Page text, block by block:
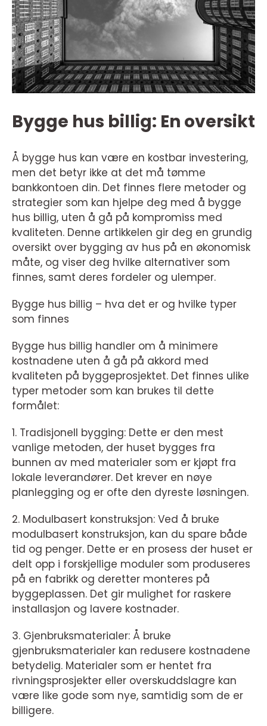
Bygge hus billig: En oversikt
Å bygge hus kan være en kostbar investering,
men det betyr ikke at det må tømme
bankkontoen din. Det finnes flere metoder og
strategier som kan hjelpe deg med å bygge
hus billig, uten å gå på kompromiss med
kvaliteten. Denne artikkelen gir deg en grundig
oversikt over bygging av hus på en økonomisk
måte, og viser deg hvilke alternativer som
finnes, samt deres fordeler og ulemper.
Bygge hus billig – hva det er og hvilke typer
som finnes
Bygge hus billig handler om å minimere
kostnadene uten å gå på akkord med
kvaliteten på byggeprosjektet. Det finnes ulike
typer metoder som kan brukes til dette
formålet:
1. Tradisjonell bygging: Dette er den mest
vanlige metoden, der huset bygges fra
bunnen av med materialer som er kjøpt fra
lokale leverandører. Det krever en nøye
planlegging og er ofte den dyreste løsningen.
2. Modulbasert konstruksjon: Ved å bruke
modulbasert konstruksjon, kan du spare både
tid og penger. Dette er en prosess der huset er
delt opp i forskjellige moduler som produseres
på en fabrikk og deretter monteres på
byggeplassen. Det gir mulighet for raskere
installasjon og lavere kostnader.
3. Gjenbruksmaterialer: Å bruke
gjenbruksmaterialer kan redusere kostnadene
betydelig. Materialer som er hentet fra
rivningsprosjekter eller overskuddslagre kan
være like gode som nye, samtidig som de er
billigere.